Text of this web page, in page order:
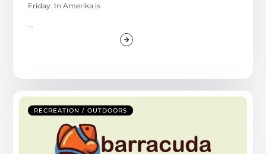
Friday. In Amerika is
...
RECREATION / OUTDOORS